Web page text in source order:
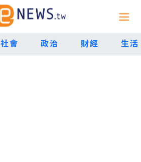
社會 政治 財經 生活